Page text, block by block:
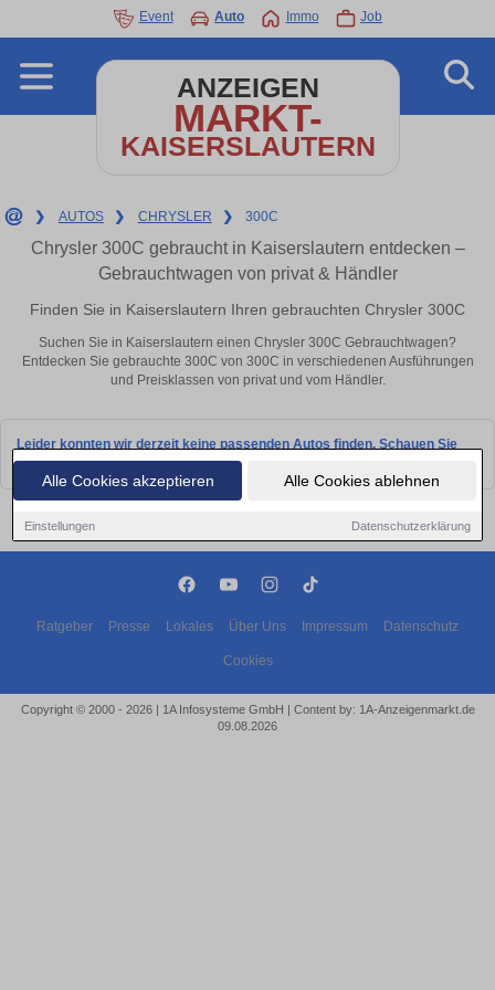
Alle Cookies akzeptieren Alle Cookies ablehnen
Einstellungen Datenschutzerklärung
Event Auto Immo Job
ANZEIGEN
MARKT-
KAISERSLAUTERN
❯ AUTOS ❯ CHRYSLER ❯ 300C
Chrysler 300C gebraucht in Kaiserslautern entdecken –
Gebrauchtwagen von privat & Händler
Finden Sie in Kaiserslautern Ihren gebrauchten Chrysler 300C
Suchen Sie in Kaiserslautern einen Chrysler 300C Gebrauchtwagen?
Entdecken Sie gebrauchte 300C von 300C in verschiedenen Ausführungen
und Preisklassen von privat und vom Händler.
Leider konnten wir derzeit keine passenden Autos finden. Schauen Sie
bald wieder vorbei!
Ratgeber Presse Lokales Über Uns Impressum Datenschutz
Cookies
Copyright © 2000 - 2026 | 1A Infosysteme GmbH | Content by: 1A-Anzeigenmarkt.de
09.08.2026